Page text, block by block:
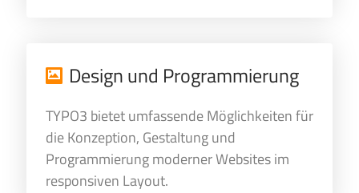
Design und Programmierung
TYPO3 bietet umfassende Möglichkeiten für
die Konzeption, Gestaltung und
Programmierung moderner Websites im
responsiven Layout.